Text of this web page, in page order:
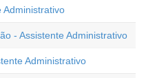
Administrativo
- Assistente Administrativo
Administrativo